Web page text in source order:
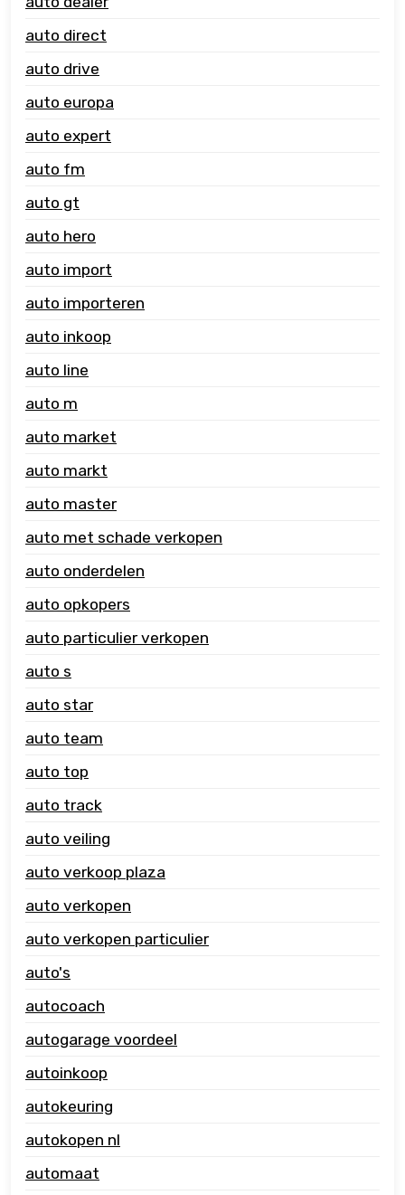
auto direct
auto drive
auto europa
auto expert
auto fm
auto gt
auto hero
auto import
auto importeren
auto inkoop
auto line
auto m
auto market
auto markt
auto master
auto met schade verkopen
auto onderdelen
auto opkopers
auto particulier verkopen
auto s
auto star
auto team
auto top
auto track
auto veiling
auto verkoop plaza
auto verkopen
auto verkopen particulier
auto's
autocoach
autogarage voordeel
autoinkoop
autokeuring
autokopen nl
automaat